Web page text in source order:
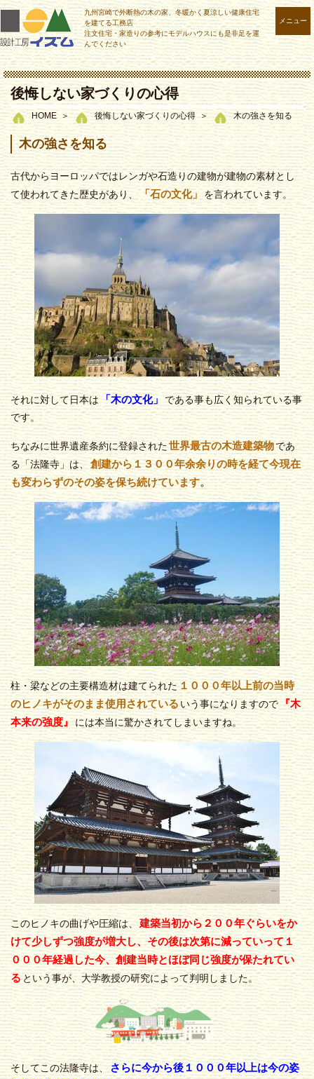
メニュー
九州宮崎で外断熱の木の家、冬暖かく夏涼しい健康住宅
を建てる工務店
注文住宅・家造りの参考にモデルハウスにも是非足を運
んでください
後悔しない家づくりの心得
HOME 後悔しない家づくりの心得 木の強さを知る
木の強さを知る
古代からヨーロッパではレンガや石造りの建物が建物の素材とし
て使われてきた歴史があり、
「石の文化」 を言われています。
それに対して日本は「木の文化」である事も広く知られている事
です。
ちなみに世界遺産条約に登録された世界最古の木造建築物であ
る「法隆寺」は、創建から１３００年余余りの時を経て今現在
も変わらずのその姿を保ち続けています。
柱・梁などの主要構造材は建てられた１０００年以上前の当時
のヒノキがそのまま使用されているいう事になりますので『木
本来の強度』には本当に驚かされてしまいますね。
このヒノキの曲げや圧縮は、建築当初から２００年ぐらいをか
けて少しずつ強度が増大し、その後は次第に減っていって１
０００年経過した今、創建当時とほぼ同じ強度が保たれてい
るという事が、大学教授の研究によって判明しました。
そしてこの法隆寺は、さらに今から後１０００年以上は今の姿